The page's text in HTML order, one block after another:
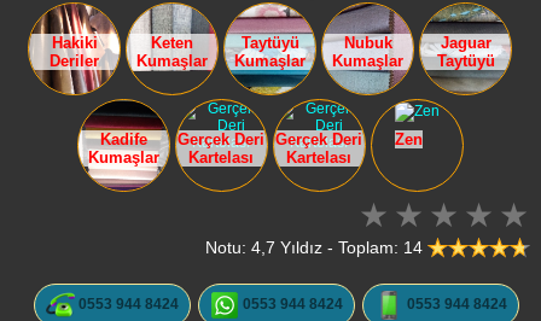
Hakiki
Deriler
Keten
Kumaşlar
Taytüyü
Kumaşlar
Nubuk
Kumaşlar
Jaguar
Taytüyü
Kadife
Kumaşlar
Gerçek Deri
Kartelası
Gerçek Deri
Kartelası
Zen
Notu: 4,7 Yıldız - Toplam: 14
0553 944 8424 0553 944 8424 0553 944 8424